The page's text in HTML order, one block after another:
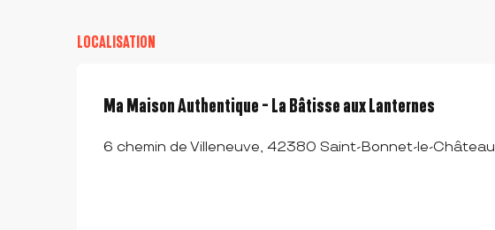
LOCALISATION
Ma Maison Authentique - La Bâtisse aux Lanternes
6 chemin de Villeneuve, 42380 Saint-Bonnet-le-Château